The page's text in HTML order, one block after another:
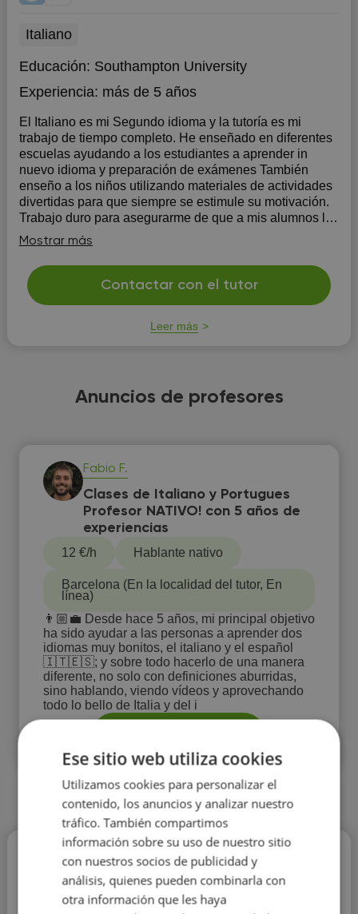
Italiano
Educación: Southampton University
Experiencia: más de 5 años
El Italiano es mi Segundo idioma y la tutoría es mi
trabajo de tiempo completo. He enseñado en diferentes
escuelas ayudando a los estudiantes a aprender in
nuevo idioma y preparación de exámenes También
enseño a los niños utilizando materiales de actividades
divertidas para que siempre se estimule su motivación.
Trabajo duro para asegurarme de que a mis alumnos les
vaya bien y disfruten de su aprendizaje, para que
puedan usar el idioma para lograr sus objetivos.
Mostrar más
Contactar con el tutor
Leer más
Anuncios de profesores
Fabio F.
Clases de Italiano y Portugues
Profesor NATIVO! con 5 años de
experiencias
12 €/h Hablante nativo
Barcelona (En la localidad del tutor, En
línea)
👨🏼‍💼 Desde hace 5 años, mi principal objetivo
ha sido ayudar a las personas a aprender dos
idiomas muy bonitos, el italiano y el español
🇮🇹🇪🇸; y sobre todo hacerlo de una manera
diferente, no solo con definiciones aburridas,
sino hablando, viendo vídeos y aprovechando
todo lo bello de Italia y del i
Valeria Tamburini
20 €/h
Ese sitio web utiliza cookies
Utilizamos cookies para personalizar el
contenido, los anuncios y analizar nuestro
tráfico. También compartimos
información sobre su uso de nuestro sitio
con nuestros socios de publicidad y
análisis, quienes pueden combinarla con
otra información que les haya